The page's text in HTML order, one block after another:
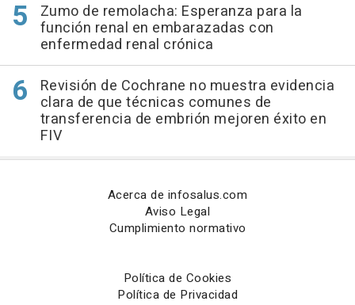
Zumo de remolacha: Esperanza para la
función renal en embarazadas con
enfermedad renal crónica
Revisión de Cochrane no muestra evidencia
clara de que técnicas comunes de
transferencia de embrión mejoren éxito en
FIV
Acerca de infosalus.com
Aviso Legal
Cumplimiento normativo
Política de Cookies
Política de Privacidad